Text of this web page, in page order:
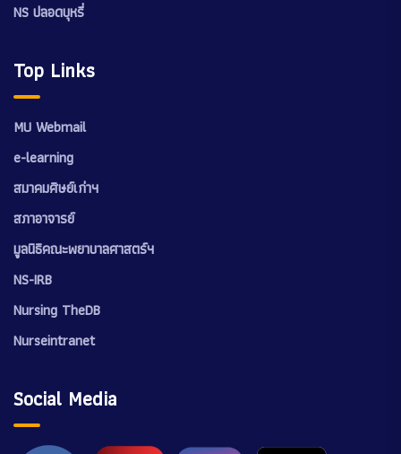
NS ปลอดบุหรี่
Top Links
MU Webmail
e-learning
สมาคมศิษย์เก่าฯ
สภาอาจารย์
มูลนิธิคณะพยาบาลศาสตร์ฯ
NS-IRB
Nursing TheDB
Nurseintranet
Social Media